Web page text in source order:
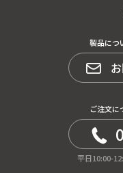
製品につ
ご注文に
平日10:00-